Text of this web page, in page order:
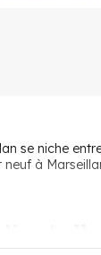
se niche
à